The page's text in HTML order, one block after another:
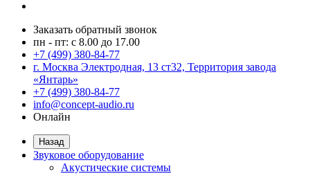
Заказать обратный звонок
пн - пт: с 8.00 до 17.00
+7 (499) 380-84-77
г. Москва Электродная, 13 ст32, Территория завода
«Янтарь»
+7 (499) 380-84-77
info@concept-audio.ru
Онлайн
Назад
Звуковое оборудование
Акустические системы